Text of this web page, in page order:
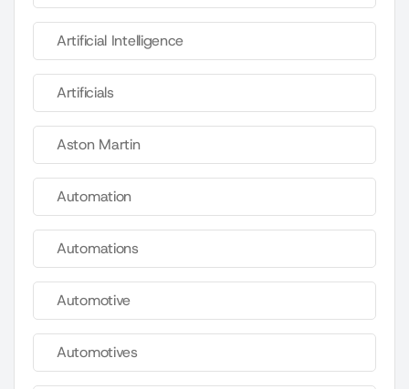
Artificial Intelligence
Artificials
Aston Martin
Automation
Automations
Automotive
Automotives